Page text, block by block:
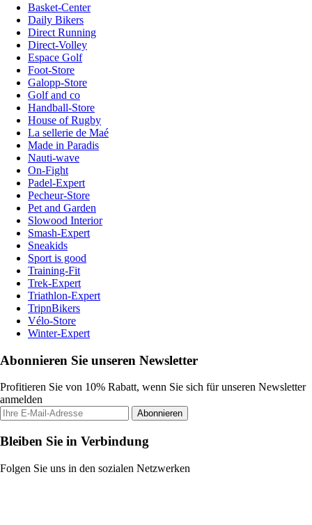
Basket-Center
Daily Bikers
Direct Running
Direct-Volley
Espace Golf
Foot-Store
Galopp-Store
Golf and co
Handball-Store
House of Rugby
La sellerie de Maé
Made in Paradis
Nauti-wave
On-Fight
Padel-Expert
Pecheur-Store
Pet and Garden
Slowood Interior
Smash-Expert
Sneakids
Sport is good
Training-Fit
Trek-Expert
Triathlon-Expert
TripnBikers
Vélo-Store
Winter-Expert
Abonnieren Sie unseren Newsletter
Profitieren Sie von 10% Rabatt, wenn Sie sich für unseren Newsletter
anmelden
Abonnieren
Bleiben Sie in Verbindung
Folgen Sie uns in den sozialen Netzwerken